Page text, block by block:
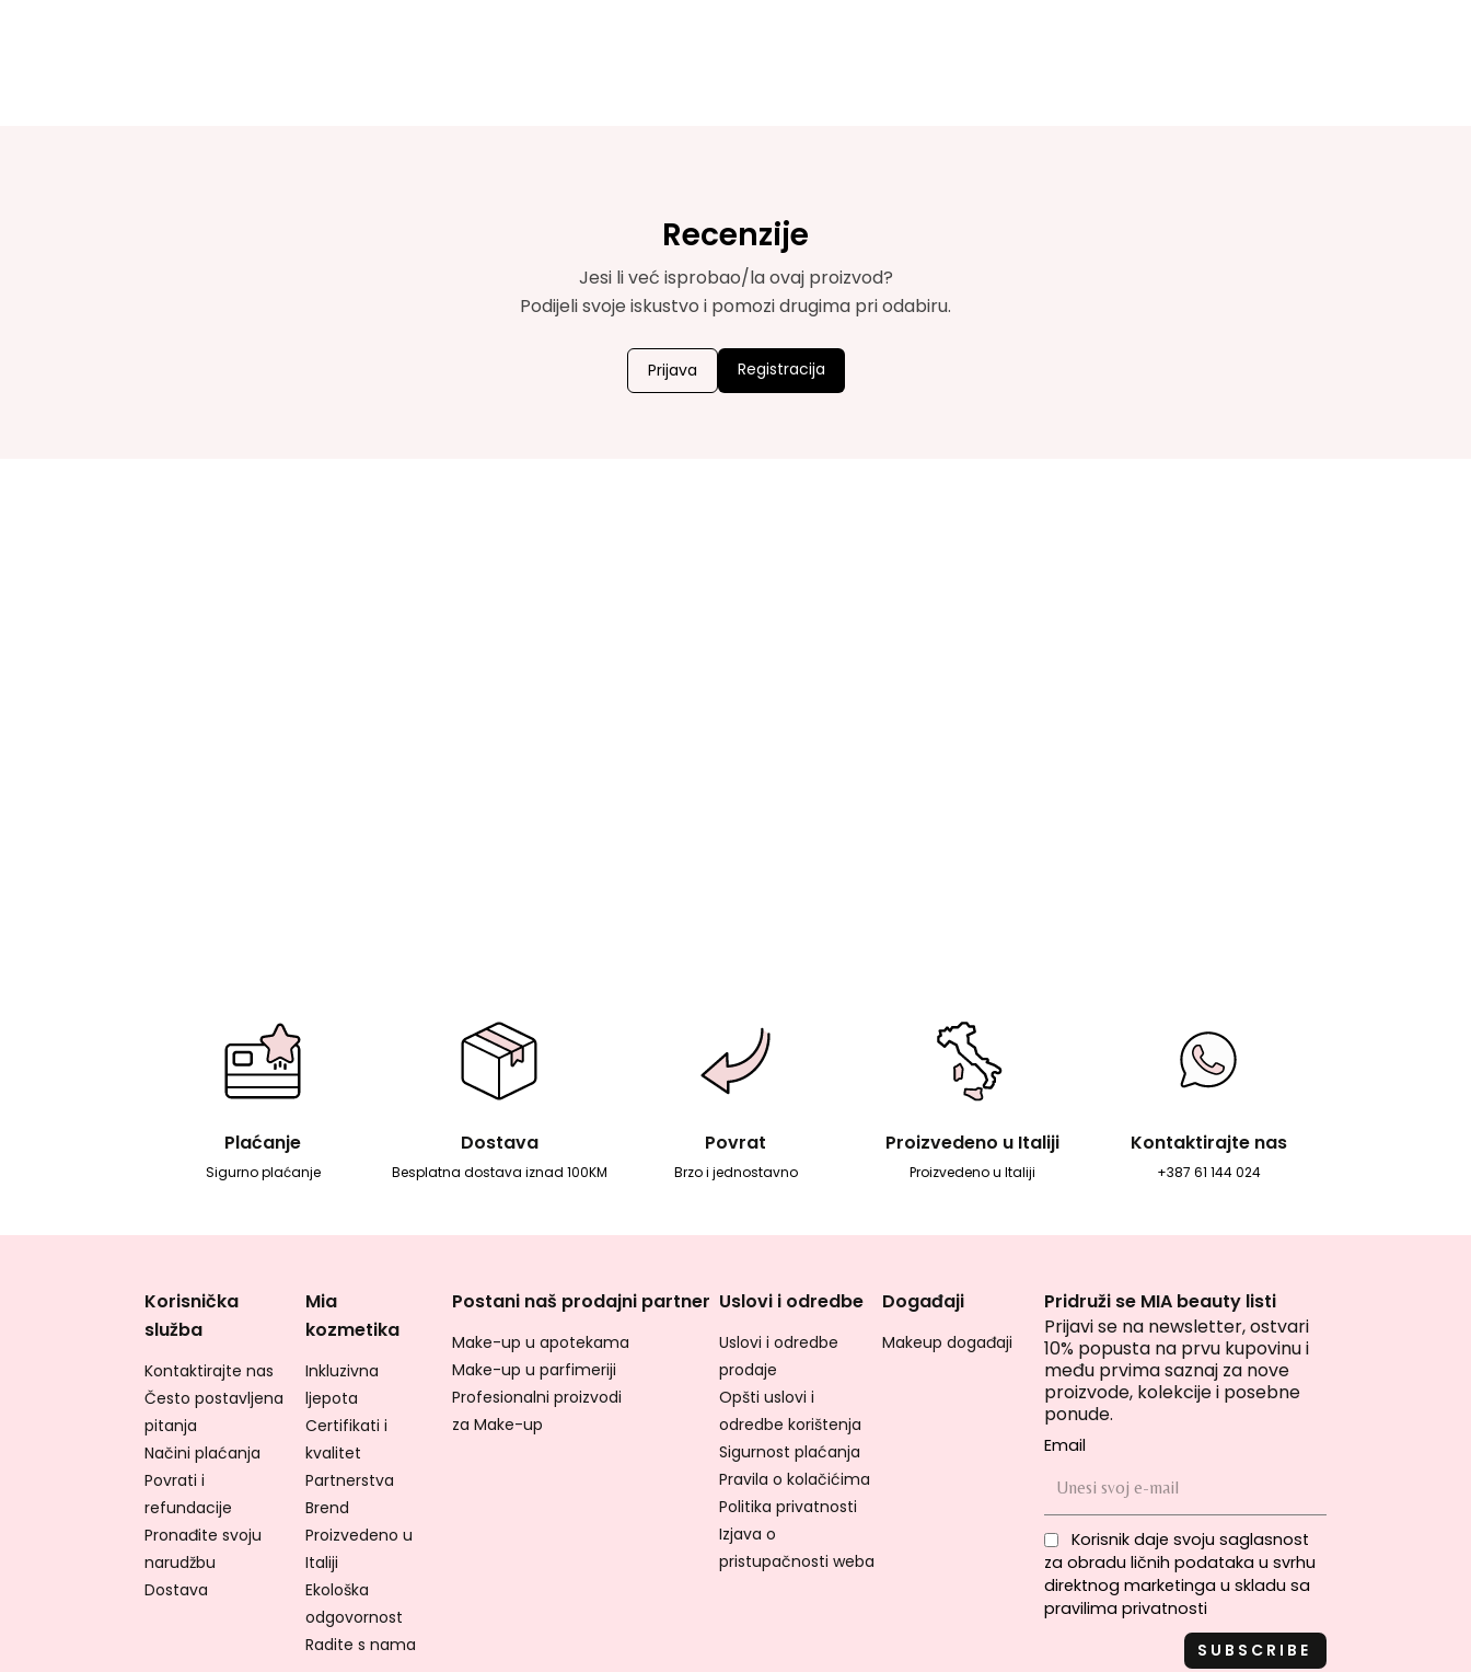
Recenzije
Jesi li već isprobao/la ovaj proizvod?
Podijeli svoje iskustvo i pomozi drugima pri odabiru.
Prijava Registracija
Plaćanje
Sigurno plaćanje
Dostava
Besplatna dostava iznad 100KM
Povrat
Brzo i jednostavno
Proizvedeno u Italiji
Proizvedeno u Italiji
Kontaktirajte nas
+387 61 144 024
Korisnička
služba
Kontaktirajte nas
Često postavljena
pitanja
Načini plaćanja
Povrati i
refundacije
Pronađite svoju
narudžbu
Dostava
Mia
kozmetika
Inkluzivna
ljepota
Certifikati i
kvalitet
Partnerstva
Brend
Proizvedeno u
Italiji
Ekološka
odgovornost
Radite s nama
Postani naš prodajni partner
Make-up u apotekama
Make-up u parfimeriji
Profesionalni proizvodi
za Make-up
Uslovi i odredbe
Uslovi i odredbe
prodaje
Opšti uslovi i
odredbe korištenja
Sigurnost plaćanja
Pravila o kolačićima
Politika privatnosti
Izjava o
pristupačnosti weba
Događaji
Makeup događaji
Pridruži se MIA beauty listi
Prijavi se na newsletter, ostvari
10% popusta na prvu kupovinu i
među prvima saznaj za nove
proizvode, kolekcije i posebne
ponude.
Email
Korisnik daje svoju saglasnost
za obradu ličnih podataka u svrhu
direktnog marketinga u skladu sa
pravilima privatnosti